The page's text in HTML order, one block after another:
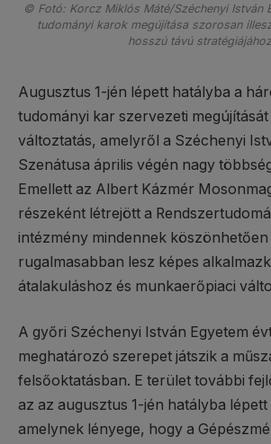
© Fotó: Korcz Miklós Máté/Széchenyi István
tudományi karok megújítása szorosan
hosszú távú
Augusztus 1-jén lépett hatályba a
tudományi kar szervezeti megújítását
változtatás, amelyről a Széchenyi
Szenátusa április végén nagy
Emellett az Albert Kázmér
részeként létrejött a
intézmény mindennek köszönhetően
rugalmasabban lesz képes
átalakuláshoz és munkaerőpiaci
A győri Széchenyi István Egyetem
meghatározó szerepet játszik a
felsőoktatásban. E terület további
az az augusztus 1-jén hatályba lépett
amelynek lényege, hogy a